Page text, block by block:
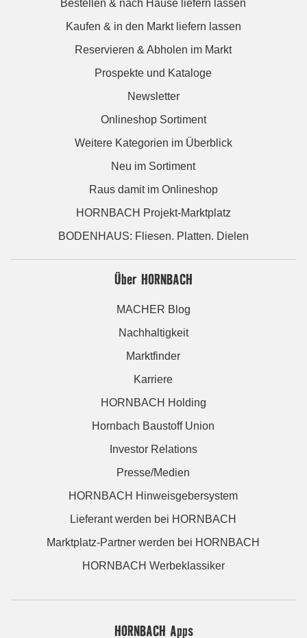
Bestellen & nach Hause liefern lassen
Kaufen & in den Markt liefern lassen
Reservieren & Abholen im Markt
Prospekte und Kataloge
Newsletter
Onlineshop Sortiment
Weitere Kategorien im Überblick
Neu im Sortiment
Raus damit im Onlineshop
HORNBACH Projekt-Marktplatz
BODENHAUS: Fliesen. Platten. Dielen
Über HORNBACH
MACHER Blog
Nachhaltigkeit
Marktfinder
Karriere
HORNBACH Holding
Hornbach Baustoff Union
Investor Relations
Presse/Medien
HORNBACH Hinweisgebersystem
Lieferant werden bei HORNBACH
Marktplatz-Partner werden bei HORNBACH
HORNBACH Werbeklassiker
HORNBACH Apps